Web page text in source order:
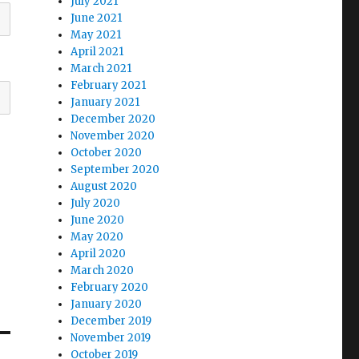
June 2021
May 2021
April 2021
March 2021
February 2021
January 2021
December 2020
November 2020
October 2020
September 2020
August 2020
July 2020
June 2020
May 2020
April 2020
March 2020
February 2020
January 2020
December 2019
November 2019
October 2019